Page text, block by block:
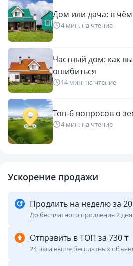
Дом или дача: в
4 мин. на чтение
Частный дом: как
ошибиться
14 мин. на чтение
Топ-6 вопросов о
4 мин. на чтение
Ускорение продажи
Продлить на неделю за
До бесплатного продления 2 дня
Отправить в ТОП за 730 ₸
24 часа выше бесплатных